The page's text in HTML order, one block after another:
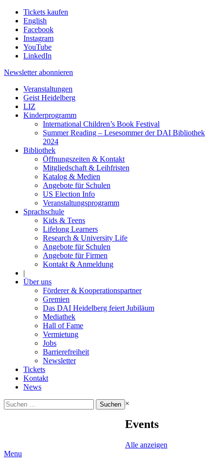
Tickets kaufen
English
Facebook
Instagram
YouTube
LinkedIn
Newsletter abonnieren
Veranstaltungen
Geist Heidelberg
LIZ
Kinderprogramm
International Children’s Book Festival
Summer Reading – Lesesommer der DAI Bibliothek
2024
Bibliothek
Öffnungszeiten & Kontakt
Mitgliedschaft & Leihfristen
Katalog & Medien
Angebote für Schulen
US Election Info
Veranstaltungsprogramm
Sprachschule
Kids & Teens
Lifelong Learners
Research & University Life
Angebote für Schulen
Angebote für Firmen
Kontakt & Anmeldung
|
Über uns
Förderer & Kooperationspartner
Gremien
Das DAI Heidelberg feiert Jubiläum
Mediathek
Hall of Fame
Vermietung
Jobs
Barrierefreiheit
Newsletter
Tickets
Kontakt
News
Suchen
nach:
×
Events
Alle anzeigen
Menu